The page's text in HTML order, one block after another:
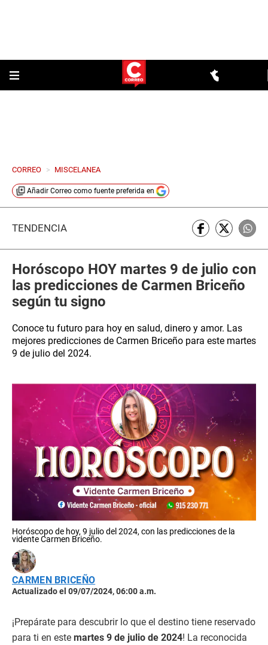
CORREO > MISCELANEA
Añadir Correo como fuente preferida en
TENDENCIA
Horóscopo HOY martes 9 de julio con
las predicciones de Carmen Briceño
según tu signo
Conoce tu futuro para hoy en salud, dinero y amor. Las
mejores predicciones de Carmen Briceño para este martes
9 de julio del 2024.
Horóscopo de hoy, 9 julio del 2024, con las predicciones de la
vidente Carmen Briceño.
CARMEN BRICEÑO
Actualizado el 09/07/2024, 06:00 a.m.
¡Prepárate para descubrir lo que el destino tiene reservado
para ti en este martes 9 de julio de 2024! La reconocida